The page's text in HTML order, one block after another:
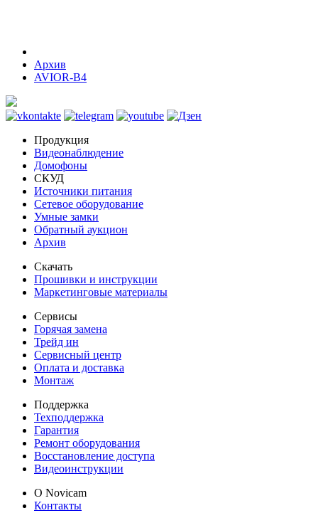
Архив
AVIOR-B4
Продукция
Видеонаблюдение
Домофоны
СКУД
Источники питания
Сетевое оборудование
Умные замки
Обратный аукцион
Архив
Скачать
Прошивки и инструкции
Маркетинговые материалы
Сервисы
Горячая замена
Трейд ин
Сервисный центр
Оплата и доставка
Монтаж
Поддержка
Техподдержка
Гарантия
Ремонт оборудования
Восстановление доступа
Видеоинструкции
О Novicam
Контакты